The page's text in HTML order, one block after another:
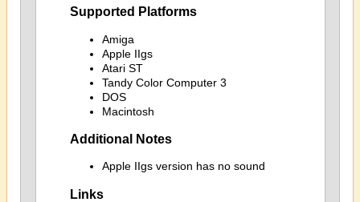
Supported Platforms
Amiga
Apple IIgs
Atari ST
Tandy Color Computer 3
DOS
Macintosh
Additional Notes
Apple IIgs version has no sound
Links